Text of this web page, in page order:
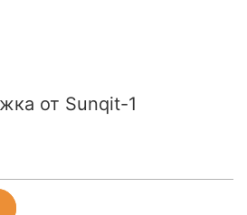
от Sunqit-1